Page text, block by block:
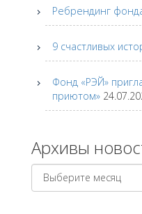
Ребрендинг
9 счастливых
Фонд «РЭЙ»
приютом»
Архивы
Архивы
новостей